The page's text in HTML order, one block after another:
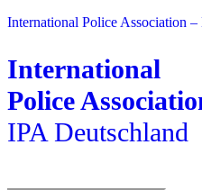
International Police Association –
International
Police
IPA Deutschland